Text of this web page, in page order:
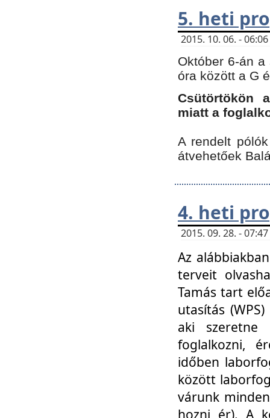
5. heti
2015. 10. 06. -
Október 6-án
óra között a G
Csütörtökön
miatt a
A rendelt
átvehetőek
4. heti
2015. 09. 28. -
Az
terveit
Tamás tart
utasítás
aki szeretne
foglalkozni,
időben
között
várunk
hozni ér). A